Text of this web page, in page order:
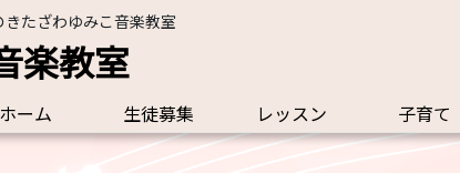
たざわゆみこ音楽教室
楽教室
ホーム 生徒募集 レッスン 子育て